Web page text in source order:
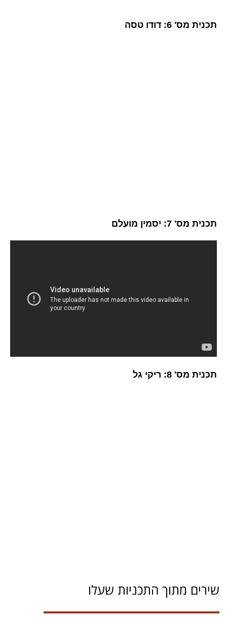
תכנית מס' 6: דודו טסה
תכנית מס' 7: יסמין מועלם
תכנית מס' 8: ריקי גל
שירים מתוך התכניות שעלו